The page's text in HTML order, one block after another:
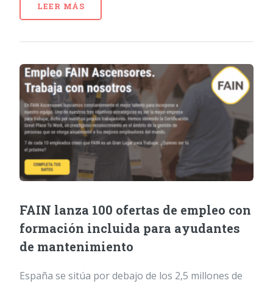
LEER MÁS
FAIN lanza 100 ofertas de empleo con
formación incluida para ayudantes
de mantenimiento
España se sitúa por debajo de los 2,5 millones de